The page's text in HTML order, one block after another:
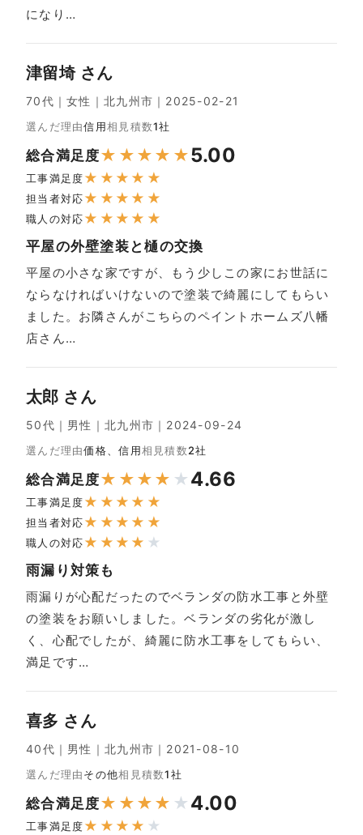
になり…
津留埼 さん
70代｜女性｜北九州市｜2025-02-21
選んだ理由信用相見積数1社
総合満足度★ ★ ★ ★ ★5.00
工事満足度★ ★ ★ ★ ★
担当者対応★ ★ ★ ★ ★
職人の対応★ ★ ★ ★ ★
平屋の外壁塗装と樋の交換
平屋の小さな家ですが、もう少しこの家にお世話に
ならなければいけないので塗装で綺麗にしてもらい
ました。お隣さんがこちらのペイントホームズ八幡
店さん…
太郎 さん
50代｜男性｜北九州市｜2024-09-24
選んだ理由価格、信用相見積数2社
総合満足度★ ★ ★ ★ ★ 4.66
工事満足度★ ★ ★ ★ ★
担当者対応★ ★ ★ ★ ★
職人の対応★ ★ ★ ★ ★
雨漏り対策も
雨漏りが心配だったのでベランダの防水工事と外壁
の塗装をお願いしました。ベランダの劣化が激し
く、心配でしたが、綺麗に防水工事をしてもらい、
満足です…
喜多 さん
40代｜男性｜北九州市｜2021-08-10
選んだ理由その他相見積数1社
総合満足度★ ★ ★ ★ ★ 4.00
工事満足度★ ★ ★ ★ ★